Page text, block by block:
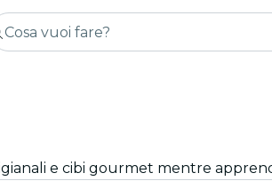
e cibi gourmet mentre